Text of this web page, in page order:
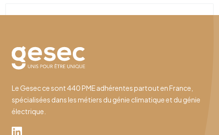
Le Gesec ce sont 440 PME adhérentes partout en France,
spécialisées dans les métiers du génie climatique et du génie
électrique.